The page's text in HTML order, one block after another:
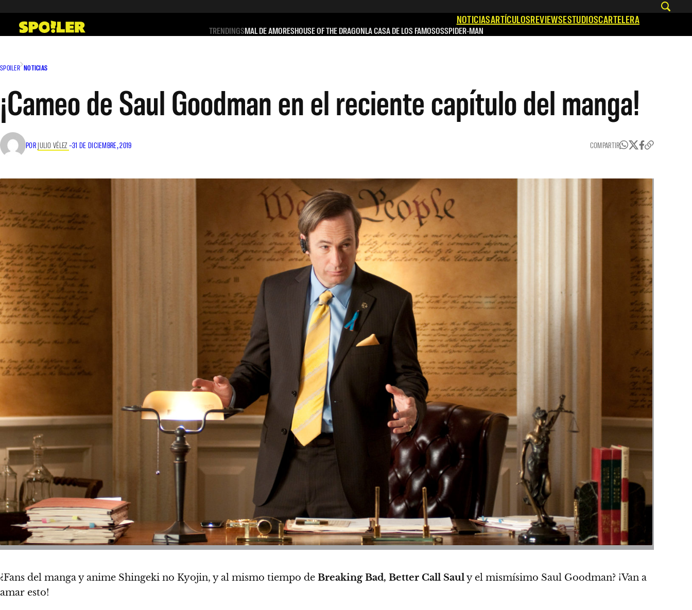
contenido
NOTICIASARTÍCULOSREVIEWSESTUDIOSCARTELERA
TRENDINGSMAL DE AMORESHOUSE OF THE DRAGONLA CASA DE LOS FAMOSOSSPIDER-MAN
SPOILER NOTICIAS
¡Cameo de Saul Goodman en el reciente capítulo del manga!
POR JULIO VÉLEZ –31 DE DICIEMBRE, 2019 COMPARTIR
¿Fans del manga y anime Shingeki no Kyojin, y al mismo tiempo de Breaking Bad, Better Call Sauly el mismísimo Saul Goodman? ¡Van a
amar esto!